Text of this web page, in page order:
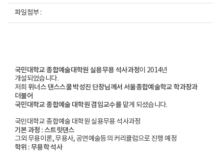
파일첨부 :
국민대학교 종합예술대학원 실용무용 석사과정이 2014년
개설되었습니다.
저희위너스 댄스스쿨 박성진 단장님께서 서울종합예술학교 학과장과
더불어
국민대학교 종합예술 대학원 겸임교수를맡게 되셨습니다.
국민대학교 종합예술 대학원 실용무용 석사과정
기본 과정 : 스트릿댄스
그외 무용이론, 무용사, 공연예술등의 커리큘럼으로 진행 예정
학위 : 무용학 석사